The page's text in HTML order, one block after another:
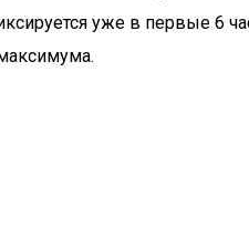
уже в первые 6